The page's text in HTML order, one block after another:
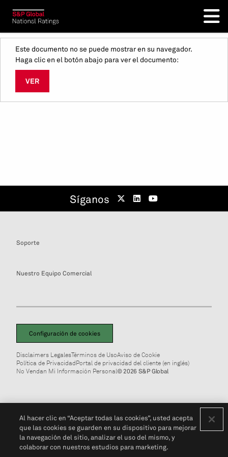
Este documento no se puede mostrar en su navegador.
Haga clic en el botón abajo para ver el documento:
VER
Síganos
Soporte
Nuestro Equipo Comercial
Configuración de cookies
Disclaimers LegalesTérminos de UsoAviso de Cookie
Política de PrivacidadPortal de privacidad del cliente (en inglés)
No Vendan Mi Información Personal© 2026 S&P Global
Al hacer clic en “Aceptar todas las cookies”, usted acepta
que las cookies se guarden en su dispositivo para mejorar
la navegación del sitio, analizar el uso del mismo, y
colaborar con nuestros estudios para marketing.